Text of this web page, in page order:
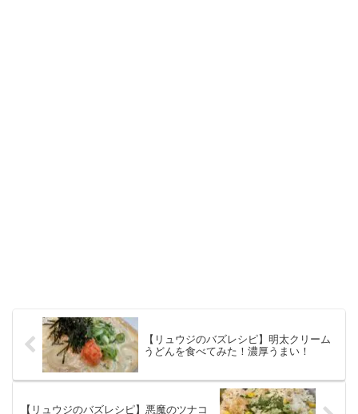
【リュウジのバズレシピ】明太クリーム
うどんを食べてみた！濃厚うまい！
【リュウジのバズレシピ】悪魔のツナコ